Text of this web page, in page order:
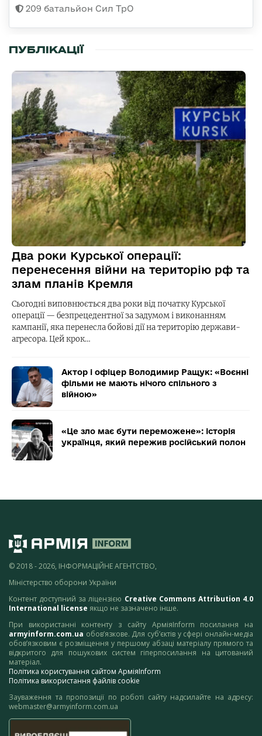
209 батальйон Сил ТрО
ПУБЛІКАЦІЇ
Два роки Курської операції:
перенесення війни на територію рф та
злам планів Кремля
Сьогодні виповнюється два роки від початку Курської
операції — безпрецедентної за задумом і виконанням
кампанії, яка перенесла бойові дії на територію держави-
агресора. Цей крок…
Актор і офіцер Володимир Ращук: «Воєнні
фільми не мають нічого спільного з
війною»
«Це зло має бути переможене»: історія
українця, який пережив російський полон
© 2018 - 2026, ІНФОРМАЦІЙНЕ АГЕНТСТВО,
Міністерство оборони України
Контент доступний за ліцензією Creative Commons Attribution 4.0
International license якщо не зазначено інше.
При використанні контенту з сайту АрміяInform посилання на
armyinform.com.ua обов’язкове. Для суб’єктів у сфері онлайн-медіа
обов’язковим є розміщення у першому абзаці матеріалу прямого та
відкритого для пошукових систем гіперпосилання на цитований
матеріал.
Політика користування сайтом АрміяInform
Політика використання файлів cookie
Зауваження та пропозиції по роботі сайту надсилайте на адресу:
webmaster@armyinform.com.ua